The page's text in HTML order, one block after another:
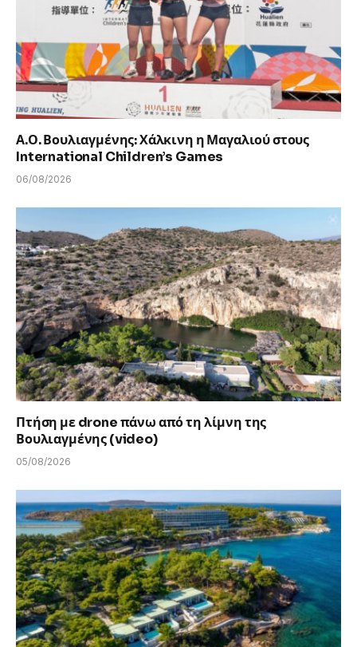
Α.Ο. Βουλιαγμένης: Χάλκινη η Μαγαλιού στους
International Children’s Games
06/08/2026
Πτήση με drone πάνω από τη λίμνη της
Βουλιαγμένης (video)
05/08/2026